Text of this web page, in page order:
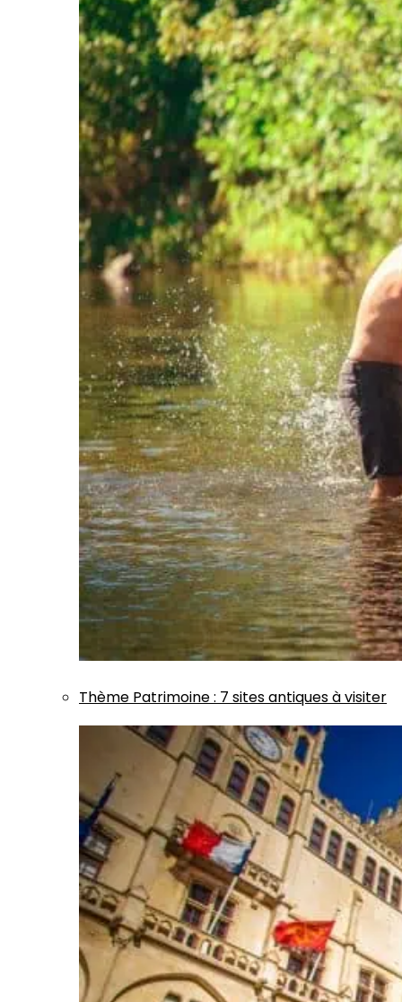
Thème Patrimoine: 7 sites antiques à visiter